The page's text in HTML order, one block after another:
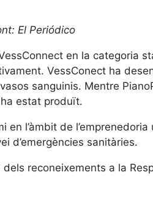
El Periódico
en la categoria
VessConect ha
sanguinis. Mentre
estat produït.
l’àmbit de
d’emergències sanitàries.
reconeixements a la